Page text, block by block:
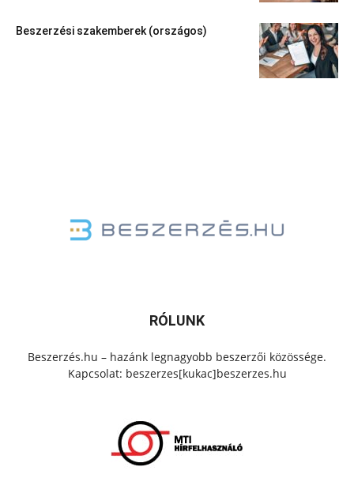
Beszerzési szakemberek (országos)
RÓLUNK
Beszerzés.hu – hazánk legnagyobb beszerzői közössége.
Kapcsolat: beszerzes[kukac]beszerzes.hu